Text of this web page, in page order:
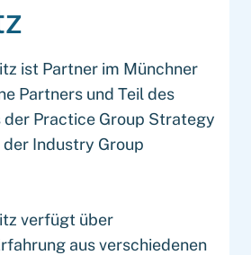
ist Partner im Münchner
Partners und Teil des
der Practice Group Strategy
Industry Group
verfügt über
aus verschiedenen